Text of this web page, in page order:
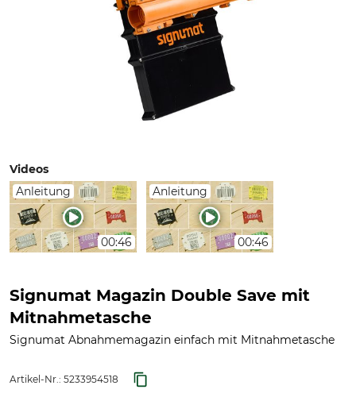
Videos
Anleitung
00:46
Anleitung
00:46
Signumat Magazin Double Save mit
Mitnahmetasche
Signumat Abnahmemagazin einfach mit Mitnahmetasche
Artikel-Nr.: 5233954518